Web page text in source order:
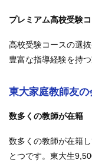
プレミアム高校受験
高校受験コースの選
豊富な指導経験を持
東大家庭教師友の
数多くの教師が在籍
数多くの教師が在籍
とつです。東大生